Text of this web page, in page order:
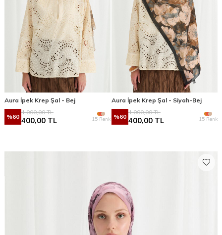
Aura İpek Krep Şal - Bej
%60
1.000,00TL
400,00 TL 15 Renk
Aura İpek Krep Şal - Siyah-Bej
%60
1.000,00TL
400,00 TL 15 Renk